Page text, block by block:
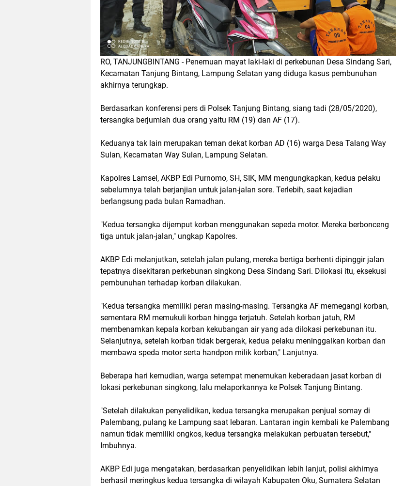
RO, TANJUNGBINTANG - Penemuan mayat laki-laki di perkebunan Desa Sindang Sari,
Kecamatan Tanjung Bintang, Lampung Selatan yang diduga kasus pembunuhan
akhirnya terungkap.
Berdasarkan konferensi pers di Polsek Tanjung Bintang, siang tadi (28/05/2020),
tersangka berjumlah dua orang yaitu RM (19) dan AF (17).
Keduanya tak lain merupakan teman dekat korban AD (16) warga Desa Talang Way
Sulan, Kecamatan Way Sulan, Lampung Selatan.
Kapolres Lamsel, AKBP Edi Purnomo, SH, SIK, MM mengungkapkan, kedua pelaku
sebelumnya telah berjanjian untuk jalan-jalan sore. Terlebih, saat kejadian
berlangsung pada bulan Ramadhan.
"Kedua tersangka dijemput korban menggunakan sepeda motor. Mereka berbonceng
tiga untuk jalan-jalan," ungkap Kapolres.
AKBP Edi melanjutkan, setelah jalan pulang, mereka bertiga berhenti dipinggir jalan
tepatnya disekitaran perkebunan singkong Desa Sindang Sari. Dilokasi itu, eksekusi
pembunuhan terhadap korban dilakukan.
"Kedua tersangka memiliki peran masing-masing. Tersangka AF memegangi korban,
sementara RM memukuli korban hingga terjatuh. Setelah korban jatuh, RM
membenamkan kepala korban kekubangan air yang ada dilokasi perkebunan itu.
Selanjutnya, setelah korban tidak bergerak, kedua pelaku meninggalkan korban dan
membawa speda motor serta handpon milik korban," Lanjutnya.
Beberapa hari kemudian, warga setempat menemukan keberadaan jasat korban di
lokasi perkebunan singkong, lalu melaporkannya ke Polsek Tanjung Bintang.
"Setelah dilakukan penyelidikan, kedua tersangka merupakan penjual somay di
Palembang, pulang ke Lampung saat lebaran. Lantaran ingin kembali ke Palembang
namun tidak memiliki ongkos, kedua tersangka melakukan perbuatan tersebut,"
Imbuhnya.
AKBP Edi juga mengatakan, berdasarkan penyelidikan lebih lanjut, polisi akhirnya
berhasil meringkus kedua tersangka di wilayah Kabupaten Oku, Sumatera Selatan